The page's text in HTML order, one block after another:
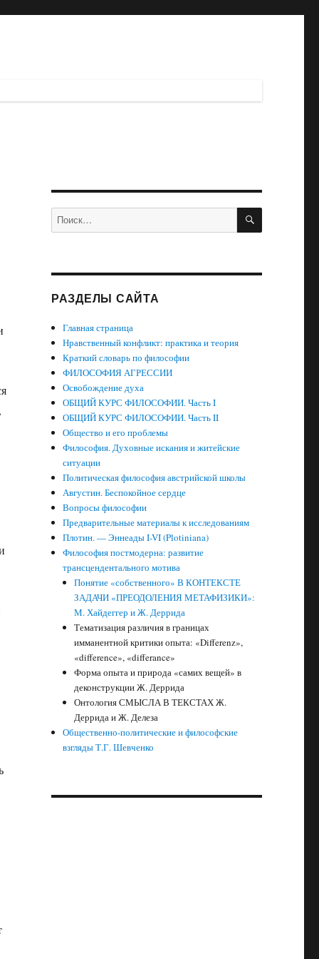
Искать: ПОИСК
РАЗДЕЛЫ САЙТА
Главная страница
Нравственный конфликт: практика и теория
Краткий словарь по философии
ФИЛОСОФИЯ АГРЕССИИ
Освобождение духа
ОБЩИЙ КУРС ФИЛОСОФИИ. Часть I
ОБЩИЙ КУРС ФИЛОСОФИИ. Часть II
Общество и его проблемы
Философия. Духовные искания и житейские
ситуации
Политическая философия австрийской школы
Августин. Беспокойное сердце
Вопросы философии
Предварительные материалы к исследованиям
Плотин. — Эннеады I-VI (Plotiniana)
Философия постмодерна: развитие
трансцендентального мотива
Понятие «собственного» В КОНТЕКСТЕ
ЗАДАЧИ «ПРЕОДОЛЕНИЯ МЕТАФИЗИКИ»:
М. Хайдеггер и Ж. Деррида
Тематизация различия в границах
имманентной критики опыта: «Differenz»,
«difference», «differance»
Форма опыта и природа «самих вещей» в
деконструкции Ж. Деррида
Онтология СМЫСЛА В ТЕКСТАХ Ж.
Деррида и Ж. Делеза
Общественно-политические и философские
взгляды Т.Г. Шевченко